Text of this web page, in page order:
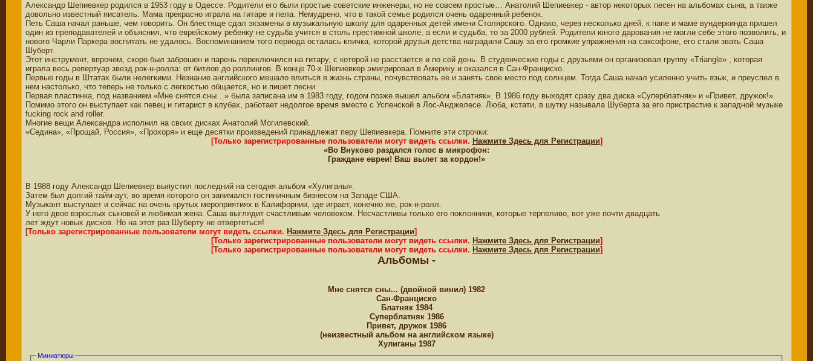
Александр Шепиевкер родился в 1953 году в Одессе. Родители его были простые советские инженеры, но не совсем простые… Анатолий Шепиевкер - автор некоторых песен на альбомах сына, а также
довольно известный писатель. Мама прекрасно играла на гитаре и пела. Немудрено, что в такой семье родился очень одаренный ребенок.
Петь Саша начал раньше, чем говорить. Он блестяще сдал экзамены в музыкальную школу для одаренных детей имени Столярского. Однако, через несколько дней, к папе и маме вундеркинда пришел
один из преподавателей и объяснил, что еврейскому ребенку не судьба учится в столь престижной школе, а если и судьба, то за 2000 рублей. Родители юного дарования не могли себе этого позволить, и
нового Чарли Паркера воспитать не удалось. Воспоминанием того периода осталась кличка, которой друзья детства наградили Сашу за его громкие упражнения на саксофоне, его стали звать Саша
Шуберт.
Этот инструмент, впрочем, скоро был заброшен и парень переключился на гитару, с которой не расстается и по сей день. В студенческие годы с друзьями он организовал группу «Triangle» , которая
играла весь репертуар звезд рок-н-ролла: от битлов до роллингов. В конце 70-х Шепиевкер эмигрировал в Америку и оказался в Сан-Франциско.
Первые годы в Штатах были нелегкими. Незнание английского мешало влиться в жизнь страны, почувствовать ее и занять свое место под солнцем. Тогда Саша начал усиленно учить язык, и преуспел в
нем настолько, что теперь не только с легкостью общается, но и пишет песни.
Первая пластинка, под названием «Мне снятся сны…» была записана им в 1983 году, годом позже вышел альбом «Блатняк». В 1986 году выходят сразу два диска «Суперблатняк» и «Привет, дружок!».
Помимо этого он выступает как певец и гитарист в клубах, работает недолгое время вместе с Успенской в Лос-Анджелесе. Люба, кстати, в шутку называла Шуберта за его пристрастие к западной музыке
fucking rock and roller.
Многие вещи Александра исполнил на своих дисках Анатолий Могилевский.
«Седина», «Прощай, Россия», «Прохоря» и еще десятки произведений принадлежат перу Шепиевкера. Помните эти строчки:
[Только зарегистрированные пользователи могут видеть ссылки. Нажмите Здесь для Регистрации]
«Во Внуково раздался голос в микрофон:
Граждане евреи! Ваш вылет за кордон!»
В 1988 году Александр Шепиевкер выпустил последний на сегодня альбом «Хулиганы».
Затем был долгий тайм-аут, во время которого он занимался гостиничным бизнесом на Западе США.
Музыкант выступает и сейчас на очень крутых мероприятиях в Калифорнии, где играет, конечно же, рок-н-ролл.
У него двое взрослых сыновей и любимая жена. Саша выглядит счастливым человеком. Несчастливы только его поклонники, которые терпеливо, вот уже почти двадцать
лет ждут новых дисков. Но на этот раз Шуберту не отвертеться!
[Только зарегистрированные пользователи могут видеть ссылки. Нажмите Здесь для Регистрации]
[Только зарегистрированные пользователи могут видеть ссылки. Нажмите Здесь для Регистрации]
[Только зарегистрированные пользователи могут видеть ссылки. Нажмите Здесь для Регистрации]
Альбомы -
Мне снятся сны... (двойной винил) 1982
Сан-Франциско
Блатняк 1984
Суперблатняк 1986
Привет, дружок 1986
(неизвестный альбом на английском языке)
Хулиганы 1987
Миниатюры